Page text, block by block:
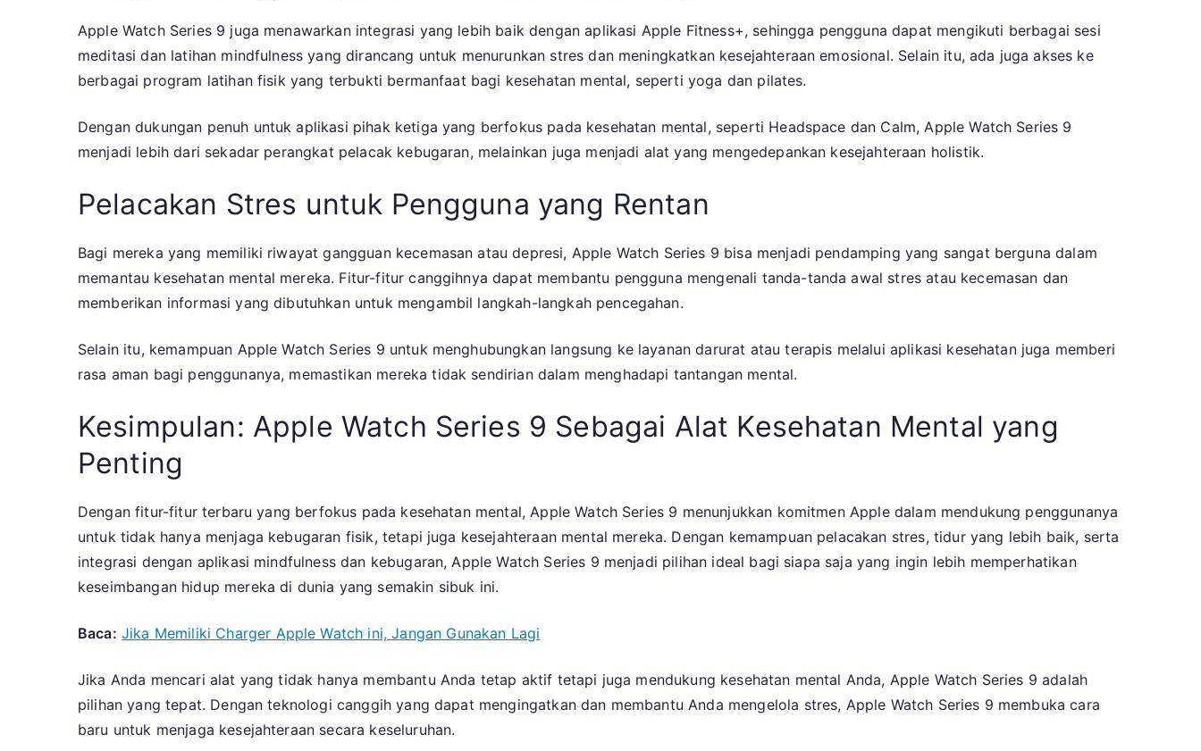
Apple Watch Series 9 juga menawarkan integrasi yang lebih baik dengan aplikasi Apple Fitness+, sehingga pengguna dapat mengikuti berbagai sesi
meditasi dan latihan mindfulness yang dirancang untuk menurunkan stres dan meningkatkan kesejahteraan emosional. Selain itu, ada juga akses ke
berbagai program latihan fisik yang terbukti bermanfaat bagi kesehatan mental, seperti yoga dan pilates.
Dengan dukungan penuh untuk aplikasi pihak ketiga yang berfokus pada kesehatan mental, seperti Headspace dan Calm, Apple Watch Series 9
menjadi lebih dari sekadar perangkat pelacak kebugaran, melainkan juga menjadi alat yang mengedepankan kesejahteraan holistik.
Pelacakan Stres untuk Pengguna yang Rentan
Bagi mereka yang memiliki riwayat gangguan kecemasan atau depresi, Apple Watch Series 9 bisa menjadi pendamping yang sangat berguna dalam
memantau kesehatan mental mereka. Fitur-fitur canggihnya dapat membantu pengguna mengenali tanda-tanda awal stres atau kecemasan dan
memberikan informasi yang dibutuhkan untuk mengambil langkah-langkah pencegahan.
Selain itu, kemampuan Apple Watch Series 9 untuk menghubungkan langsung ke layanan darurat atau terapis melalui aplikasi kesehatan juga memberi
rasa aman bagi penggunanya, memastikan mereka tidak sendirian dalam menghadapi tantangan mental.
Kesimpulan: Apple Watch Series 9 Sebagai Alat Kesehatan Mental yang
Penting
Dengan fitur-fitur terbaru yang berfokus pada kesehatan mental, Apple Watch Series 9 menunjukkan komitmen Apple dalam mendukung penggunanya
untuk tidak hanya menjaga kebugaran fisik, tetapi juga kesejahteraan mental mereka. Dengan kemampuan pelacakan stres, tidur yang lebih baik, serta
integrasi dengan aplikasi mindfulness dan kebugaran, Apple Watch Series 9 menjadi pilihan ideal bagi siapa saja yang ingin lebih memperhatikan
keseimbangan hidup mereka di dunia yang semakin sibuk ini.
Baca: Jika Memiliki Charger Apple Watch ini, Jangan Gunakan Lagi
Jika Anda mencari alat yang tidak hanya membantu Anda tetap aktif tetapi juga mendukung kesehatan mental Anda, Apple Watch Series 9 adalah
pilihan yang tepat. Dengan teknologi canggih yang dapat mengingatkan dan membantu Anda mengelola stres, Apple Watch Series 9 membuka cara
baru untuk menjaga kesejahteraan secara keseluruhan.